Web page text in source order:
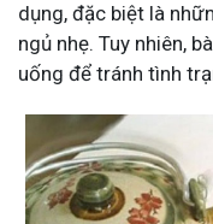
dụng, đặc biệt là
ngủ nhẹ. Tuy nhiên,
uống để tránh tình